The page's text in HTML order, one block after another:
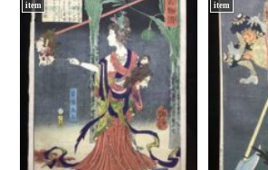
item item